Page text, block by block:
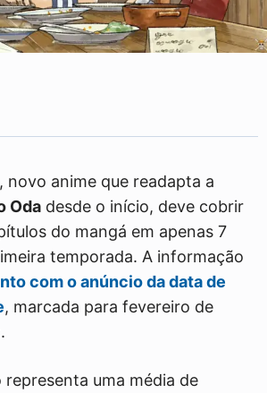
, novo anime que readapta a
Oda desde o início, deve cobrir
do mangá em apenas 7
temporada. A informação
com o anúncio da data de
, marcada para fevereiro de
representa uma média de